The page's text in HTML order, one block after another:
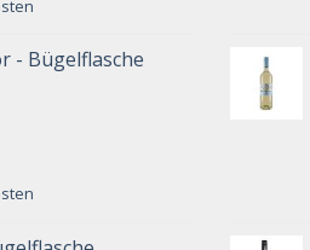
- Bügelflasche